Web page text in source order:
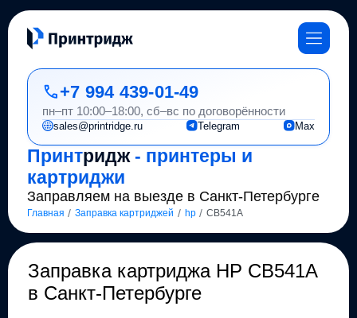
Принтридж- принтеры и
картриджи
Заправляем на выезде в Санкт-Петербурге
Главная / Заправка картриджей / hp / CB541A
+7 994 439-01-49
пн–пт 10:00–18:00, сб–вс по договорённости
sales@printridge.ru Telegram Max
Заправка картриджа HP CB541A
в Санкт-Петербурге